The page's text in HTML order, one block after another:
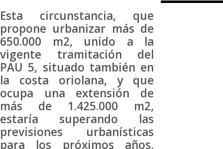
Esta circunstancia, que
propone urbanizar más de
650.000 m2, unido a la
vigente tramitación del
PAU 5, situado también en
la costa oriolana, y que
ocupa una extensión de
más de 1.425.000 m2,
estaría superando las
previsiones urbanísticas
para los próximos años,